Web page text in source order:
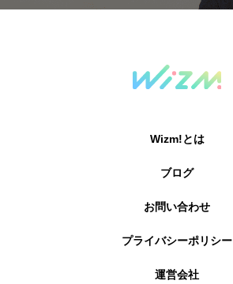
Wizm!とは
ブログ
お問い合わせ
プライバシーポリシー
運営会社